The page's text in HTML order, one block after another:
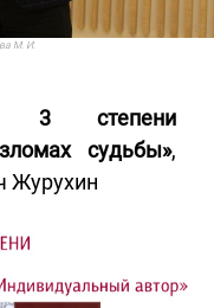
М. И.
3 степени
судьбы»,
Журухин